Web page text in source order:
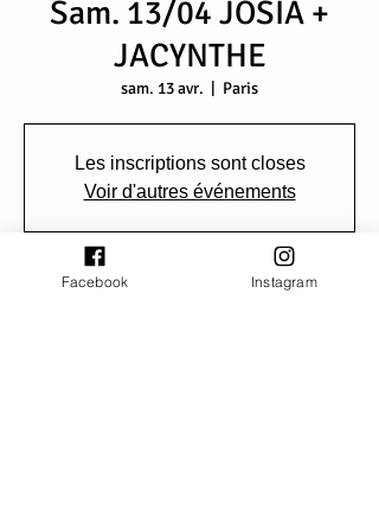
Sam. 13/04 JOSIA +
JACYNTHE
sam. 13 avr.
  |
Paris
Les inscriptions sont closes
Voir d'autres événements
Heure et lieu
Facebook Instagram